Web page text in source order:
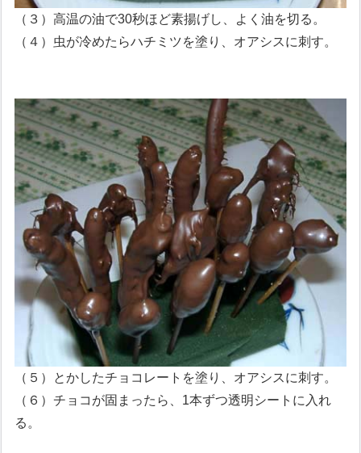
（３）高温の油で30秒ほど素揚げし、よく油を切る。
（４）虫が冷めたらハチミツを塗り、オアシスに刺す。
（５）とかしたチョコレートを塗り、オアシスに刺す。
（６）チョコが固まったら、1本ずつ透明シートに入れ
る。